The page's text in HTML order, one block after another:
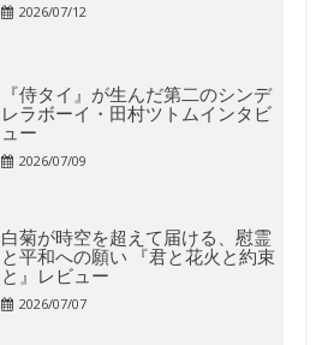
2026/07/12
『侍タイ』が生んだ第二のシンデ
レラボーイ・田村ツトムインタビ
ュー
2026/07/09
白菊が時空を超えて届ける、慰霊
と平和への願い 『君と花火と約束
と』レビュー
2026/07/07